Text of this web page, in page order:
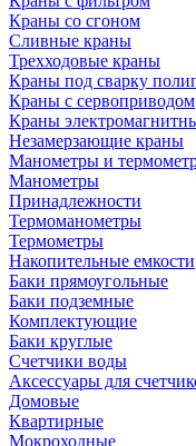
Краны со сгоном
Сливные краны
Трехходовые краны
Краны под сварку
Краны с сервоприводом
Краны
Незамерзающие краны
Манометры и
Манометры
Принадлежности
Термоманометры
Термометры
Накопительные емкости
Баки прямоугольные
Баки подземные
Комплектующие
Баки круглые
Счетчики воды
Аксессуары для
Домовые
Квартирные
Мокроходные